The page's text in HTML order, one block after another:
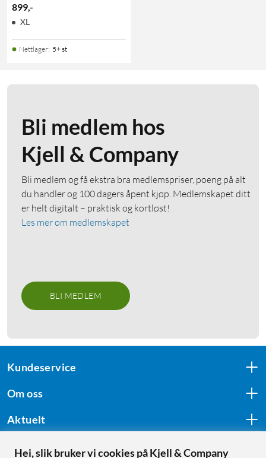
899,-
XL
Nettlager: 5+ st
Bli medlem hos
Kjell & Company
Bli medlem og få ekstra bra medlemspriser, poeng på alt
du handler og 100 dagers åpent kjøp. Medlemskapet ditt
er helt digitalt – praktisk og kortløst!
Les mer om medlemskapet
BLI MEDLEM
Kundeservice
Om oss
Aktuelt
Hei, slik bruker vi cookies på Kjell & Company